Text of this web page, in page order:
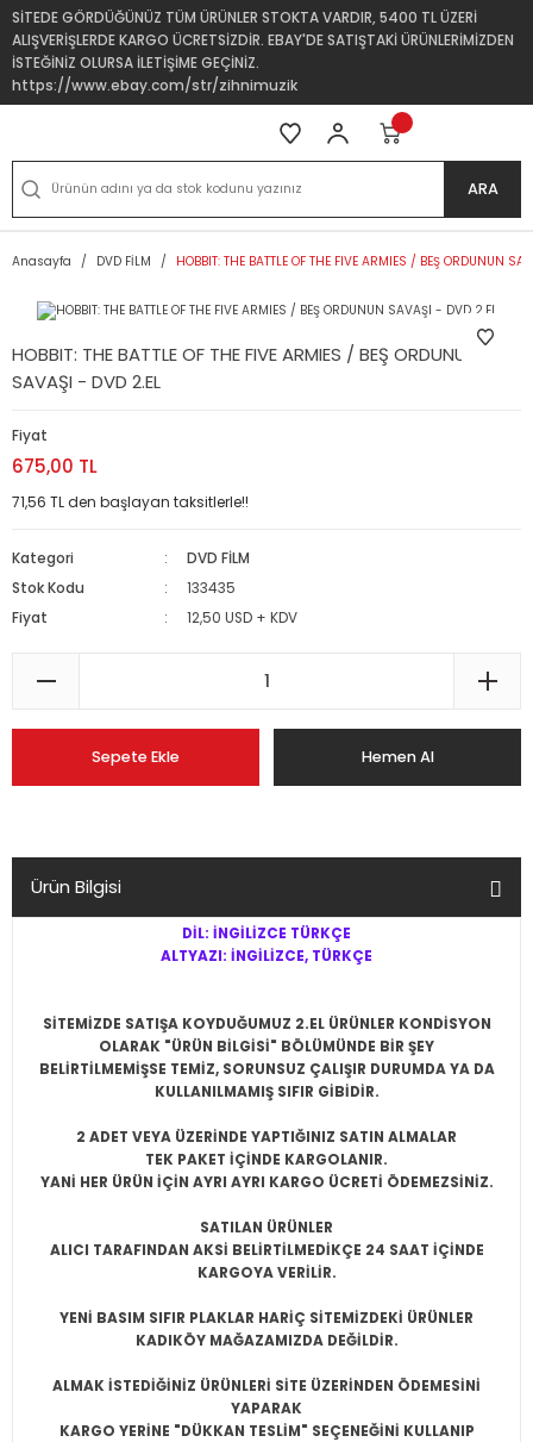
SİTEDE GÖRDÜĞÜNÜZ TÜM ÜRÜNLER STOKTA VARDIR, 5400 TL ÜZERİ
ALIŞVERİŞLERDE KARGO ÜCRETSİZDİR. EBAY'DE SATIŞTAKİ ÜRÜNLERİMİZDEN
İSTEĞİNİZ OLURSA İLETİŞİME GEÇİNİZ.
https://www.ebay.com/str/zihnimuzik
ARA
Anasayfa DVD FİLM HOBBIT: THE BATTLE OF THE FIVE ARMIES / BEŞ ORDUNUN
HOBBIT: THE BATTLE OF THE FIVE ARMIES / BEŞ ORDUNUN
SAVAŞI - DVD 2.EL
Fiyat
675,00 TL
71,56 TL den başlayan taksitlerle!!
Kategori
DVD FİLM
Stok Kodu
133435
Fiyat
12,50 USD + KDV
Sepete Ekle Hemen Al
Ürün Bilgisi
DİL: İNGİLİZCE TÜRKÇE
ALTYAZI: İNGİLİZCE, TÜRKÇE
SİTEMİZDE SATIŞA KOYDUĞUMUZ 2.EL ÜRÜNLER KONDİSYON
OLARAK "ÜRÜN BİLGİSİ" BÖLÜMÜNDE BİR ŞEY
BELİRTİLMEMİŞSE TEMİZ, SORUNSUZ ÇALIŞIR DURUMDA YA DA
KULLANILMAMIŞ SIFIR GİBİDİR.
2 ADET VEYA ÜZERİNDE YAPTIĞINIZ SATIN ALMALAR
TEK PAKET İÇİNDE KARGOLANIR.
YANİ HER ÜRÜN İÇİN AYRI AYRI KARGO ÜCRETİ ÖDEMEZSİNİZ.
SATILAN ÜRÜNLER
ALICI TARAFINDAN AKSİ BELİRTİLMEDİKÇE 24 SAAT İÇİNDE
KARGOYA VERİLİR.
YENİ BASIM SIFIR PLAKLAR HARİÇ SİTEMİZDEKİ ÜRÜNLER
KADIKÖY MAĞAZAMIZDA DEĞİLDİR.
ALMAK İSTEDİĞİNİZ ÜRÜNLERİ SİTE ÜZERİNDEN ÖDEMESİNİ
YAPARAK
KARGO YERİNE "DÜKKAN TESLİM" SEÇENEĞİNİ KULLANIP